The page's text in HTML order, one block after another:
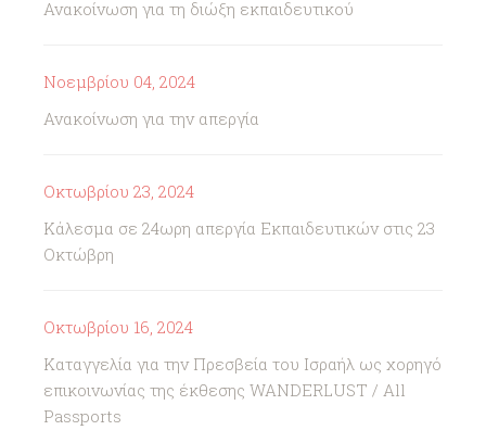
Ανακοίνωση για τη διώξη εκπαιδευτικού
Νοεμβρίου 04, 2024
Ανακοίνωση για την απεργία
Οκτωβρίου 23, 2024
Κάλεσμα σε 24ωρη απεργία Εκπαιδευτικών στις 23
Οκτώβρη
Οκτωβρίου 16, 2024
Καταγγελία για την Πρεσβεία του Ισραήλ ως χορηγό
επικοινωνίας της έκθεσης WANDERLUST / All
Passports